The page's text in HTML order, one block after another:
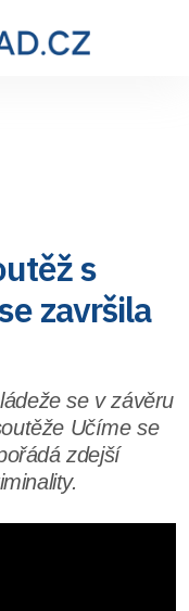
s
završila
se v závěru
Učíme se
zdejší